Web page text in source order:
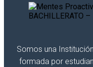
Somos una
formada por